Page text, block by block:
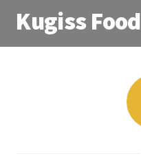
Kugiss Food